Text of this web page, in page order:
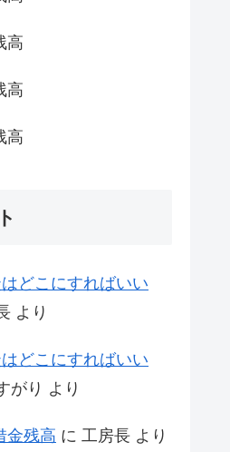
高
高
高
どこにすればいい
より
どこにすればいい
がり より
金残高 に 工房長 より